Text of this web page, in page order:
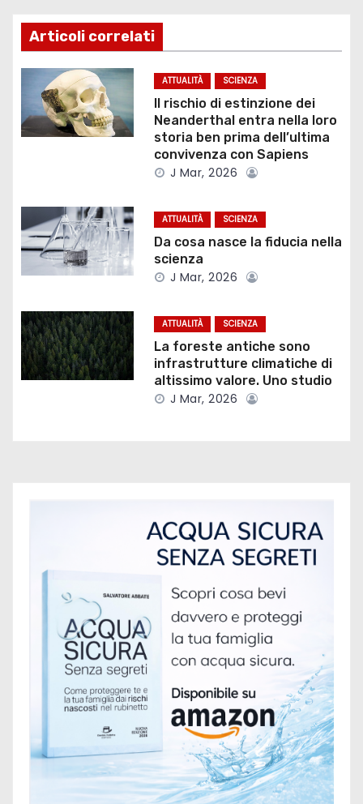
a
z
i
o
e
a
r
t
i
c
Articoli correlati
ATTUALITÀ SCIENZA
Il rischio di estinzione dei
Neanderthal entra nella loro
storia ben prima dell’ultima
convivenza con Sapiens
J Mar, 2026
ATTUALITÀ SCIENZA
Da cosa nasce la fiducia nella
scienza
J Mar, 2026
ATTUALITÀ SCIENZA
La foreste antiche sono
infrastrutture climatiche di
altissimo valore. Uno studio
J Mar, 2026